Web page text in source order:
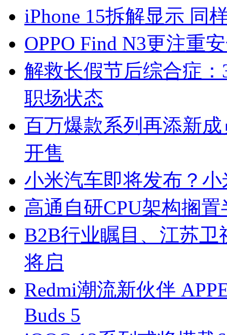
iPhone 15拆解显示 同
OPPO Find N3更注重
解救长假节后综合症
职场状态
百万爆款系列再添新成
开售
小米汽车即将发布？
高通自研CPU架构搁
B2B行业瞩目、江苏
将启
Redmi潮流新伙伴
Buds 5